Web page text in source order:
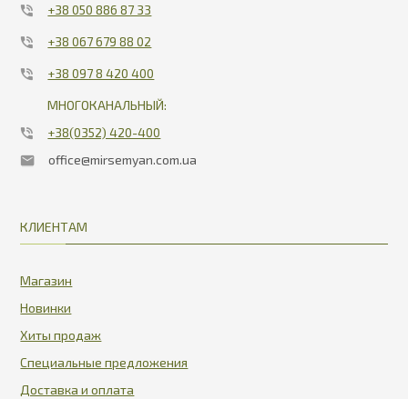
+38 050 886 87 33
+38 067 679 88 02
+38 097 8 420 400
МНОГОКАНАЛЬНЫЙ:
+38(0352) 420-400
office@mirsemyan.com.ua
КЛИЕНТАМ
Магазин
Новинки
Хиты продаж
Специальные предложения
Доставка и оплата